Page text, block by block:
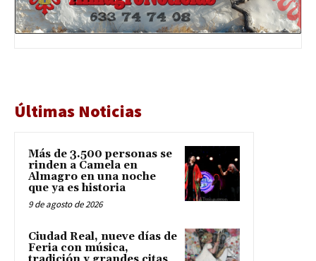
Últimas Noticias
Más de 3.500 personas se
rinden a Camela en
Almagro en una noche
que ya es historia
9 de agosto de 2026
Ciudad Real, nueve días de
Feria con música,